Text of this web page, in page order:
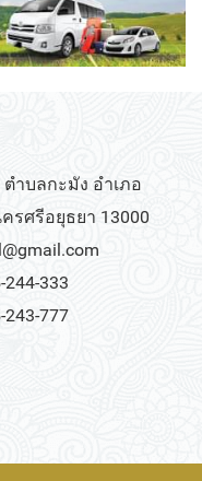
ำบลกะมัง อำเภอ
รศรีอยุธยา 13000
333
243-777